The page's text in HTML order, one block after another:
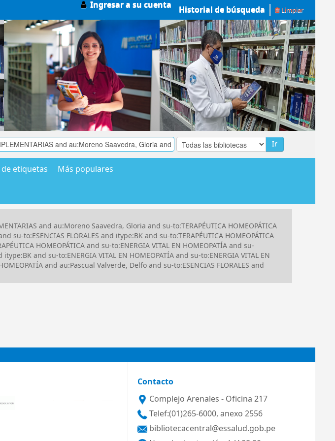
Ingresar a su cuenta Historial de búsqueda Limpiar
Ir
etiquetas Más populares
and au:Moreno Saavedra, Gloria and su-to:TERAPÉUTICA HOMEOPÁTICA
su-to:ESENCIAS FLORALES and itype:BK and su-to:TERAPÉUTICA HOMEOPÁTICA
HOMEOPÁTICA and su-to:ENERGIA VITAL EN HOMEOPATÍA and su-
and su-to:ENERGIA VITAL EN HOMEOPATÍA and su-to:ENERGIA VITAL EN
and au:Pascual Valverde, Delfo and su-to:ESENCIAS FLORALES and
Contacto
Complejo Arenales - Oficina 217
Telef:(01)265-6000, anexo 2556
bibliotecacentral@essalud.gob.pe